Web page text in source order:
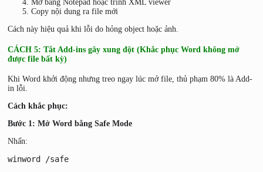
Mở bằng Notepad hoặc trình XML viewer
Copy nội dung ra file mới
Cách này hiệu quả khi lỗi do hỏng object hoặc ảnh.
CÁCH 5: Tắt Add-ins gây xung đột (Khắc phục Word không mở
được file bất kỳ)
Khi Word khởi động nhưng treo ngay lúc mở file, thủ phạm 80% là Add-
in lỗi.
Cách khắc phục:
Bước 1: Mở Word bằng Safe Mode
Nhấn:
winword /safe